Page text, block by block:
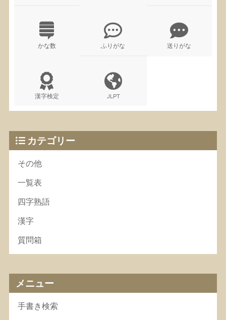
かな数 ふりがな 送りがな
漢字検定 JLPT
カテゴリー
その他
一覧表
四字熟語
漢字
質問箱
メニュー
手書き検索